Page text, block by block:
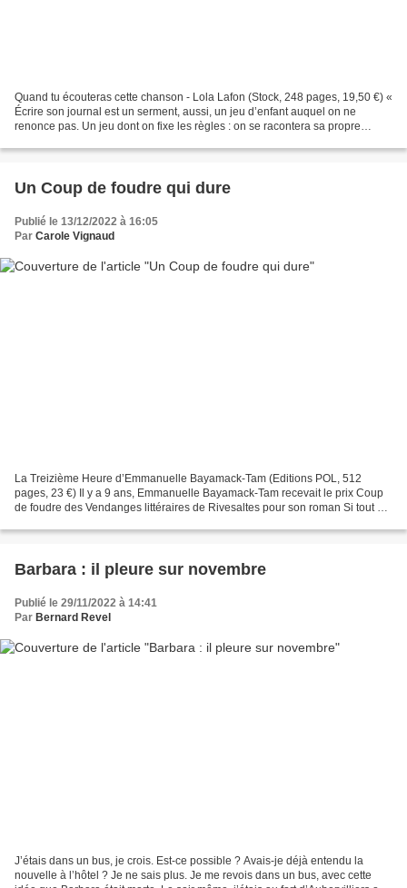
Quand tu écouteras cette chanson - Lola Lafon (Stock, 248 pages, 19,50 €) «
Écrire son journal est un serment, aussi, un jeu d’enfant auquel on ne
renonce pas. Un jeu dont on fixe les règles : on se racontera sa propre
Un Coup de foudre qui dure
Publié le 13/12/2022 à 16:05
Par Carole Vignaud
La Treizième Heure d’Emmanuelle Bayamack-Tam (Editions POL, 512
pages, 23 €) Il y a 9 ans, Emmanuelle Bayamack-Tam recevait le prix Coup
de foudre des Vendanges littéraires de Rivesaltes pour son roman Si tout n'a
Barbara : il pleure sur novembre
Publié le 29/11/2022 à 14:41
Par Bernard Revel
J’étais dans un bus, je crois. Est-ce possible ? Avais-je déjà entendu la
nouvelle à l’hôtel ? Je ne sais plus. Je me revois dans un bus, avec cette